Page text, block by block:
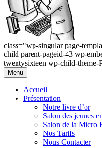
class="wp-singular page-
child parent-pageid-43 wp-
twentysixteen wp-child-theme-
Aller
au
contenu
Menu
Accueil
Présentation
Notre livre d’or
Salon des jeunes
Salon de la Micro
Nos Tarifs
Nous Contacter